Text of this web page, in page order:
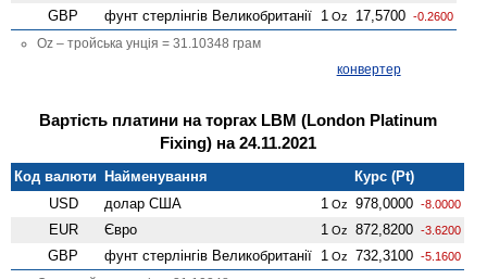
GBP фунт стерлінгів Велико­британії 1 Oz 17,5700 -0.2600
Oz – тройська унція = 31.10348 грам
конвертер
Вартість платини на торгах LBM (London Platinum
Fixing) на 24.11.2021
Код валюти Найменування
Курс (Pt)
USD
долар США 1 Oz 978,0000 -8.0000
EUR Євро 1 Oz 872,8200 -3.6200
GBP фунт стерлінгів Велико­британії 1 Oz 732,3100 -5.1600